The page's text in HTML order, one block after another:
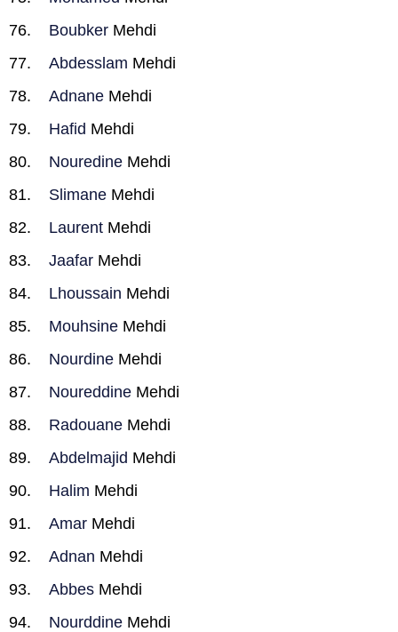
Boubker Mehdi
Abdesslam Mehdi
Adnane Mehdi
Hafid Mehdi
Nouredine Mehdi
Slimane Mehdi
Laurent Mehdi
Jaafar Mehdi
Lhoussain Mehdi
Mouhsine Mehdi
Nourdine Mehdi
Noureddine Mehdi
Radouane Mehdi
Abdelmajid Mehdi
Halim Mehdi
Amar Mehdi
Adnan Mehdi
Abbes Mehdi
Nourddine Mehdi